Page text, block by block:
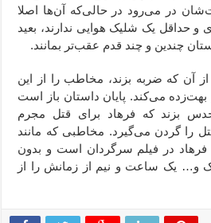
در می‌رود در حالی‌که آن‌ها اصلا
و حداقل یک شلیک هوایی ندارند، بعید
چندین و چند قدم عقب‌تر بمانند.
آن که ضربه بزند، مخاطب را از این
می‌کند. پایان داستان باز است
بزند که فرهاد برای قتل مجرم
را گردن می‌گیرد. مخاطبی که مانند
در فیلم سرگردان است و بدون
و… یک ساعت و نیم از زمانش را از